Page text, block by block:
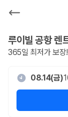
루이빌 공항렌
365일 최저가 보장!
08.14(금)